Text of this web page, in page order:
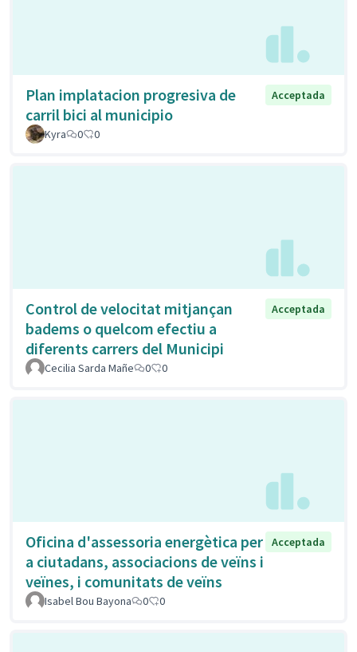
Plan implatacion progresiva de
carril bici al municipio
Acceptada
Kyra 0 0
Control de velocitat mitjançan
badems o quelcom efectiu a
diferents carrers del Municipi
Acceptada
Cecilia Sarda Mañe 0 0
Oficina d'assessoria energètica per
a ciutadans, associacions de veïns i
veïnes, i comunitats de veïns
Acceptada
Isabel Bou Bayona 0 0